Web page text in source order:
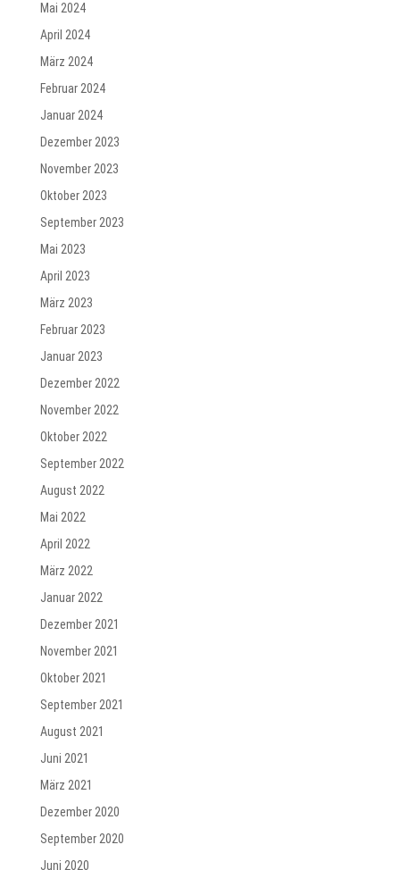
Mai 2024
April 2024
März 2024
Februar 2024
Januar 2024
Dezember 2023
November 2023
Oktober 2023
September 2023
Mai 2023
April 2023
März 2023
Februar 2023
Januar 2023
Dezember 2022
November 2022
Oktober 2022
September 2022
August 2022
Mai 2022
April 2022
März 2022
Januar 2022
Dezember 2021
November 2021
Oktober 2021
September 2021
August 2021
Juni 2021
März 2021
Dezember 2020
September 2020
Juni 2020